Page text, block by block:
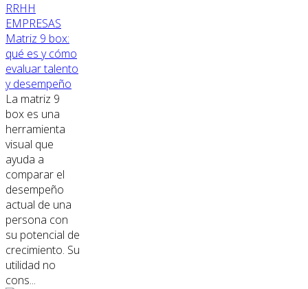
RRHH
EMPRESAS
Matriz 9 box:
qué es y cómo
evaluar talento
y desempeño
La matriz 9
box es una
herramienta
visual que
ayuda a
comparar el
desempeño
actual de una
persona con
su potencial de
crecimiento. Su
utilidad no
cons...